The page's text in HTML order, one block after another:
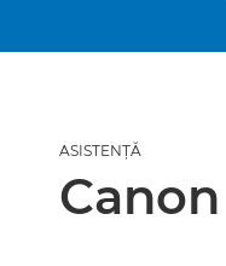
ASISTENŢĂ
Canon